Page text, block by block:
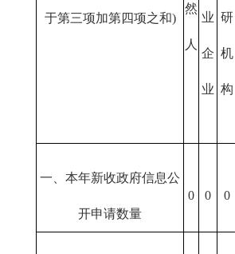
于第三项加第四项之和)
然
人
业
企
业
研
机
构
一、本年新收政府信息公
开申请数量
0 0 0